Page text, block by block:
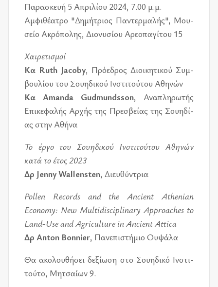
Παρα­σκευή 5 Απρι­λί­ου 2024, 7.00 μ.μ.
Αμφι­θέ­α­τρο "Δημή­τριος Παντερ­μα­λής", Μου­
σείο Ακρό­πο­λης, Διο­νυ­σί­ου Αρε­ο­πα­γί­του 15
Χαι­ρε­τι­σμοί
Κα Ruth Jacoby, Πρό­ε­δρος Διοι­κη­τι­κού Συμ­
βου­λί­ου του Σου­η­δι­κού Ινστι­τού­του Αθη­νών
Κα Amanda Gudmundsson,
Ανα­πλη­ρω­τής
Επι­κε­φα­λής Αρχής της Πρε­σβεί­ας της Σου­η­δί­
ας στην Αθήνα
Το έργο του Σου­η­δι­κού Ινστι­τού­του Αθη­νών
κατά το έτος 2023
Δρ Jenny Wallensten, Διευ­θύ­ντρια
Pollen Records and the Ancient Athenian
Economy: New Multidisciplinary Approaches to
Land-Use and Agriculture in Ancient Attica
Δρ Anton Bonnier, Πανε­πι­στή­μιο Ουψά­λα
Θα ακο­λου­θή­σει δε­ξί­ω­ση στο Σου­η­δι­κό Ινστι­
τού­το, Μητσαί­ων 9.